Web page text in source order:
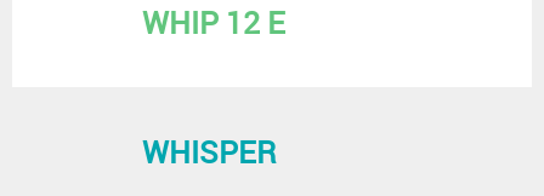
WHIP 12 E
WHISPER